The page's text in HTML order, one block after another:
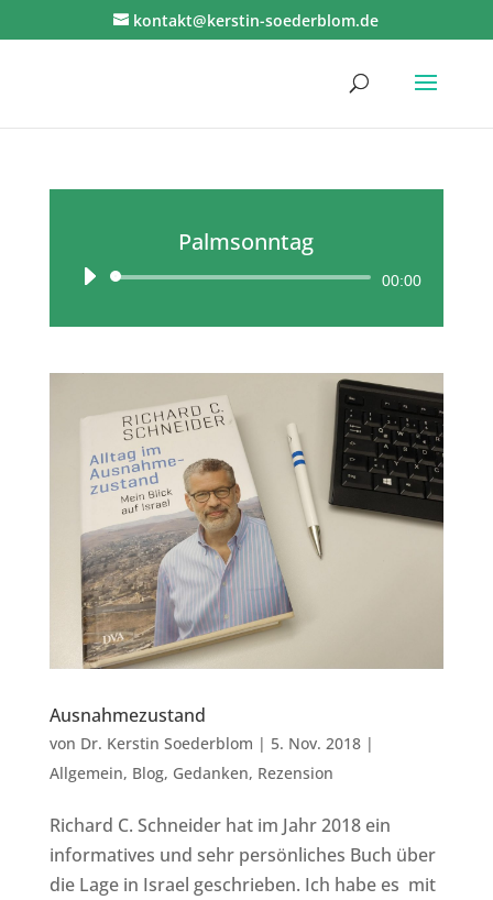
kontakt@kerstin-soederblom.de
Palmsonntag
Audio-
00:00
Ausnahmezustand
von Dr. Kerstin Soederblom | 5. Nov. 2018|
Allgemein, Blog, Gedanken, Rezension
Richard C. Schneider hat im Jahr 2018 ein
informatives und sehr persönliches Buch über
die Lage in Israel geschrieben. Ich habe es mit